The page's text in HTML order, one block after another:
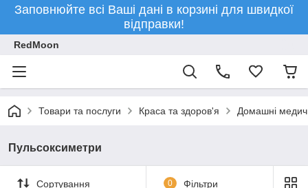
Заповнюйте всі Ваші дані в корзині для швидкої
відправки!
RedMoon
Товари та послуги Краса та здоров'я Домашні
Пульсоксиметри
Сортування 0 Фільтри